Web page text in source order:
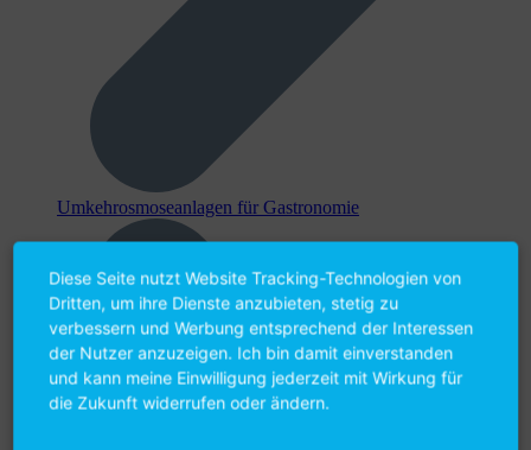
Umkehr­osmose­anlagen für Gastronomie
Diese Seite nutzt Website Tracking-Technologien von
Dritten, um ihre Dienste anzubieten, stetig zu
verbessern und Werbung entsprechend der Interessen
der Nutzer anzuzeigen. Ich bin damit einverstanden
und kann meine Einwilligung jederzeit mit Wirkung für
die Zukunft widerrufen oder ändern.